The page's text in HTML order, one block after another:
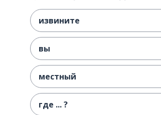
извините
вы
местный
где ... ?